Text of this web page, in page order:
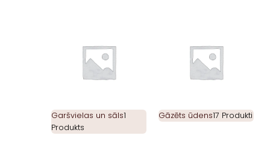
Garšvielas un sāls1
Produkts
Gāzēts ūdens17 Produkti